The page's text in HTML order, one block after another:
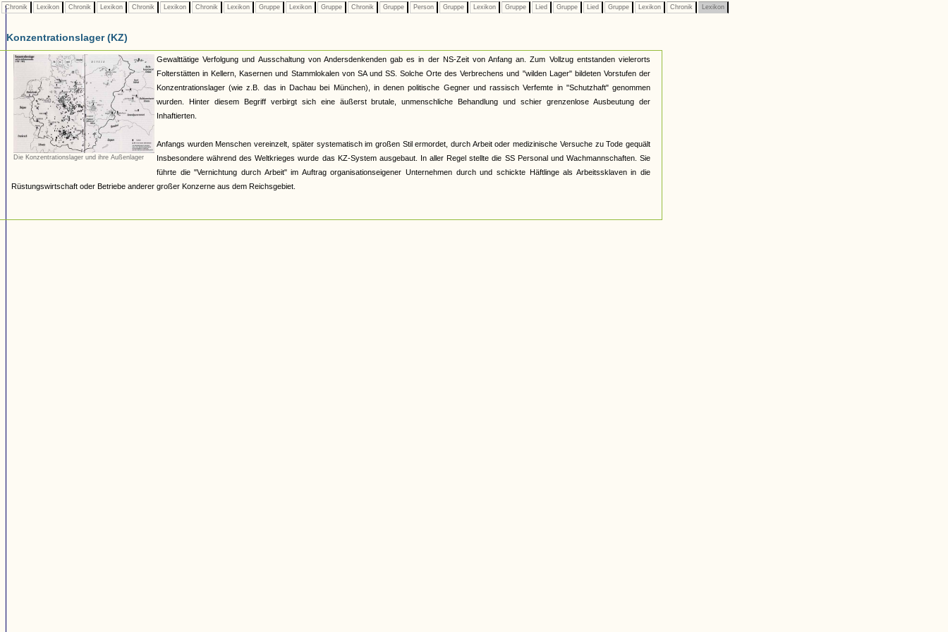
Chronik Lexikon Chronik Lexikon Chronik Lexikon Chronik Lexikon Gruppe Lexikon Gruppe Chronik Gruppe Person Gruppe Lexikon Gruppe Lied Gruppe Lied Gruppe Lexikon Chronik Lexikon
Konzentrationslager (KZ)
Die Konzentrationslager und ihre Außenlager
Gewalttätige Verfolgung und Ausschaltung von Andersdenkenden gab es in der NS-Zeit von Anfang an. Zum Vollzug entstanden vielerorts
Folterstätten in Kellern, Kasernen und Stammlokalen von SA und SS. Solche Orte des Verbrechens und "wilden Lager" bildeten Vorstufen der
Konzentrationslager (wie z.B. das in Dachau bei München), in denen politische Gegner und rassisch Verfemte in "Schutzhaft" genommen
wurden. Hinter diesem Begriff verbirgt sich eine äußerst brutale, unmenschliche Behandlung und schier grenzenlose Ausbeutung der
Inhaftierten.
Anfangs wurden Menschen vereinzelt, später systematisch im großen Stil ermordet, durch Arbeit oder medizinische Versuche zu Tode gequält
Insbesondere während des Weltkrieges wurde das KZ-System ausgebaut. In aller Regel stellte die SS Personal und Wachmannschaften. Sie
führte die "Vernichtung durch Arbeit" im Auftrag organisationseigener Unternehmen durch und schickte Häftlinge als Arbeitssklaven in die
Rüstungswirtschaft oder Betriebe anderer großer Konzerne aus dem Reichsgebiet.